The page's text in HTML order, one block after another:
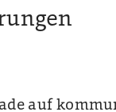
auf